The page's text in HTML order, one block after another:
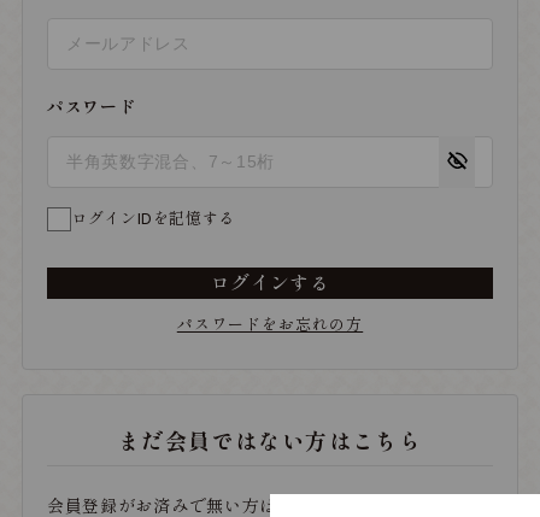
パスワード
ログインIDを記憶する
ログインする
パスワードをお忘れの方
まだ会員ではない方はこちら
会員登録がお済みで無い方は、こちらから登録をお願い